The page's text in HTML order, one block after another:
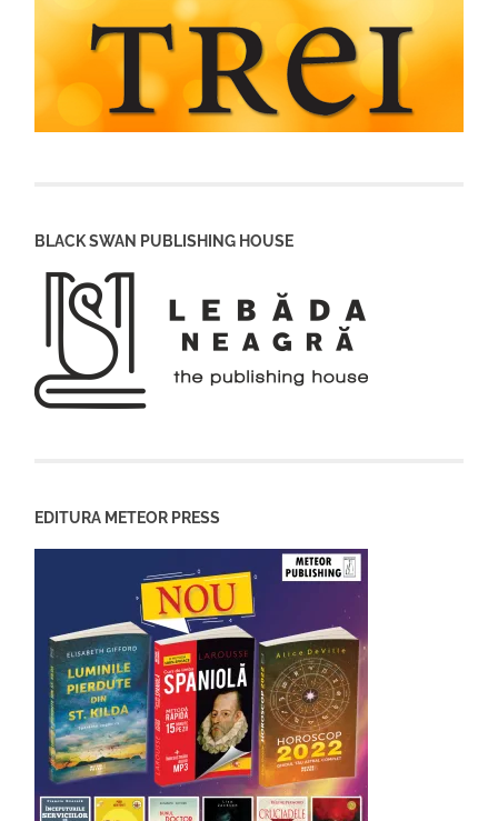
BLACK SWAN PUBLISHING HOUSE
EDITURA METEOR PRESS